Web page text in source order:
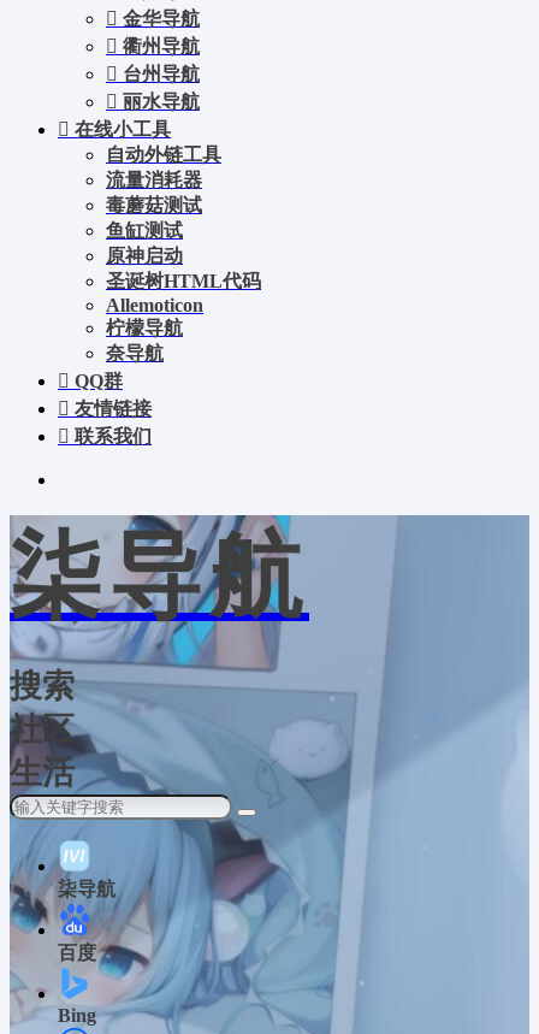
金华导航
衢州导航
台州导航
丽水导航
在线小工具
自动外链工具
流量消耗器
毒蘑菇测试
鱼缸测试
原神启动
圣诞树HTML代码
Allemoticon
柠檬导航
奈导航
QQ群
友情链接
联系我们
柒导航
搜索
社区
生活
柒导航
百度
Bing